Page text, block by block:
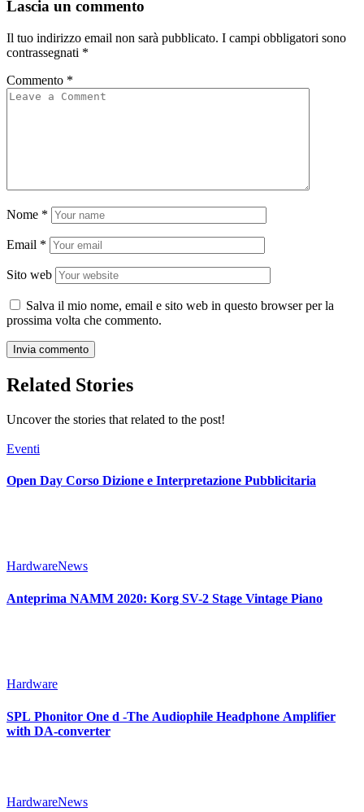
Lascia un commento
Il tuo indirizzo email non sarà pubblicato. I campi obbligatori sono
contrassegnati *
Commento *
Nome *
Email *
Sito web
Salva il mio nome, email e sito web in questo browser per la
prossima volta che commento.
Related Stories
Uncover the stories that related to the post!
Eventi
Open Day Corso Dizione e Interpretazione Pubblicitaria
HardwareNews
Anteprima NAMM 2020: Korg SV-2 Stage Vintage Piano
Hardware
SPL Phonitor One d -The Audiophile Headphone Amplifier
with DA-converter
HardwareNews